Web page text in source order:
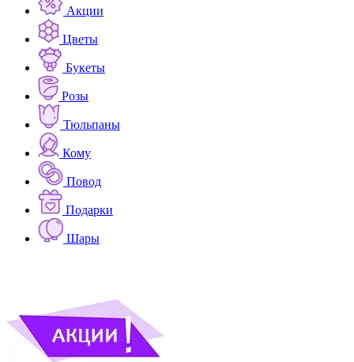
Акции
Цветы
Букеты
Розы
Тюльпаны
Кому
Повод
Подарки
Шары